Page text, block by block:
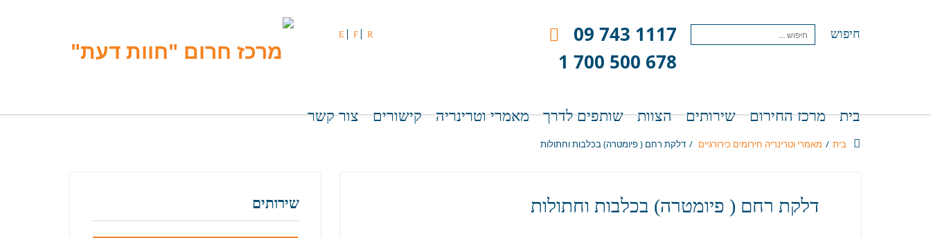
E F R חיפוש
09 743 1117
1 700 500 678
בית מרכז החירום שירותים הצוות שותפים לדרך מאמרי וטרינריה קישורים צור קשר
בית / מאמרי וטרינריה חירומים כירורגיים / דלקת רחם ( פיומטרה) בכלבות וחתולות
דלקת רחם ( פיומטרה) בכלבות וחתולות שירותים